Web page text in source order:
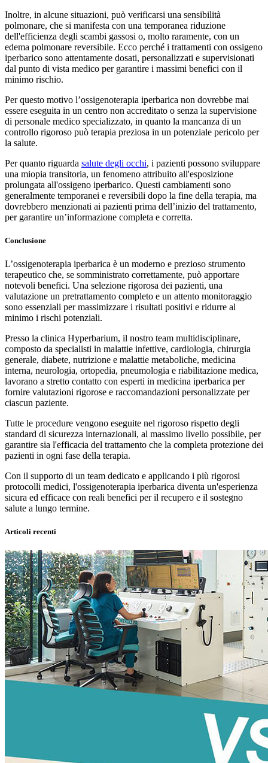
Inoltre, in alcune situazioni, può verificarsi una sensibilità
polmonare, che si manifesta con una temporanea riduzione
dell'efficienza degli scambi gassosi o, molto raramente, con un
edema polmonare reversibile. Ecco perché i trattamenti con ossigeno
iperbarico sono attentamente dosati, personalizzati e supervisionati
dal punto di vista medico per garantire i massimi benefici con il
minimo rischio.
Per questo motivo l’ossigenoterapia iperbarica non dovrebbe mai
essere eseguita in un centro non accreditato o senza la supervisione
di personale medico specializzato, in quanto la mancanza di un
controllo rigoroso può terapia preziosa in un potenziale pericolo per
la salute.
Per quanto riguarda salute degli occhi, i pazienti possono sviluppare
una miopia transitoria, un fenomeno attribuito all'esposizione
prolungata all'ossigeno iperbarico. Questi cambiamenti sono
generalmente temporanei e reversibili dopo la fine della terapia, ma
dovrebbero menzionati ai pazienti prima dell’inizio del trattamento,
per garantire un’informazione completa e corretta.
Conclusione
L’ossigenoterapia iperbarica è un moderno e prezioso strumento
terapeutico che, se somministrato correttamente, può apportare
notevoli benefici. Una selezione rigorosa dei pazienti, una
valutazione un pretrattamento completo e un attento monitoraggio
sono essenziali per massimizzare i risultati positivi e ridurre al
minimo i rischi potenziali.
Presso la clinica Hyperbarium, il nostro team multidisciplinare,
composto da specialisti in malattie infettive, cardiologia, chirurgia
generale, diabete, nutrizione e malattie metaboliche, medicina
interna, neurologia, ortopedia, pneumologia e riabilitazione medica,
lavorano a stretto contatto con esperti in medicina iperbarica per
fornire valutazioni rigorose e raccomandazioni personalizzate per
ciascun paziente.
Tutte le procedure vengono eseguite nel rigoroso rispetto degli
standard di sicurezza internazionali, al massimo livello possibile, per
garantire sia l'efficacia del trattamento che la completa protezione dei
pazienti in ogni fase della terapia.
Con il supporto di un team dedicato e applicando i più rigorosi
protocolli medici, l'ossigenoterapia iperbarica diventa un'esperienza
sicura ed efficace con reali benefici per il recupero e il sostegno
salute a lungo termine.
Articoli recenti